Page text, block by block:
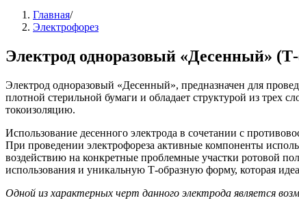
Главная/
Электрофорез
Электрод одноразовый «Десенный»
Электрод одноразовый «Десенный», предназначен для
плотной стерильной бумаги и обладает структурой из трех
токоизоляцию.
Использование десенного электрода в сочетании с
При проведении электрофореза активные компоненты
воздействию на конкретные проблемные участки ротовой
использования и уникальную Т-образную форму, которая
Одной из характерных черт данного электрода является